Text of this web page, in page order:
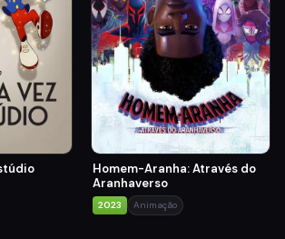
Homem-Aranha: Através do
Aranhaverso
2023 Animação